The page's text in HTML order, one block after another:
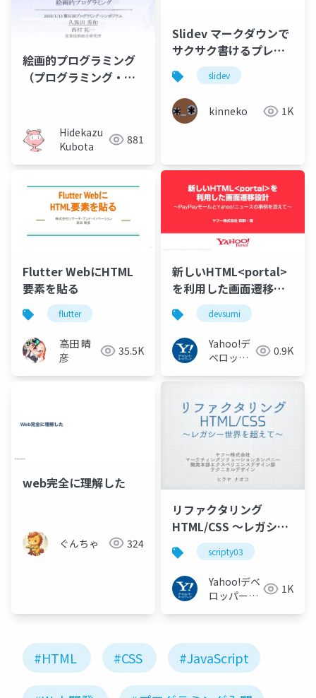
絵画的プログラミング
（プログラミング・シ
Hidekazu
Kubota
881
Slidev マークダウンで
サクサク書けるプレゼ
ンツールslidev
kinneko 1K
Flutter WebにHTML
要素を貼る
flutter
高田 晴
彦
35.5K
新しいHTML<portal>
を利用した画面遷移設
計 〜PayPayモールと
Yahoo!ニュースの事例
を添えて〜 #devsumi
devsumi
Yahoo!デ
ベロッパ
0.9K
web完全に理解した
ぐんちゃ 324
リファクタリング
HTML/CSS ～レガシー
世界を超えて～
#scripty03
scripty03
Yahoo!デベ
ロッパーネ
1K
#HTML #CSS #JavaScript